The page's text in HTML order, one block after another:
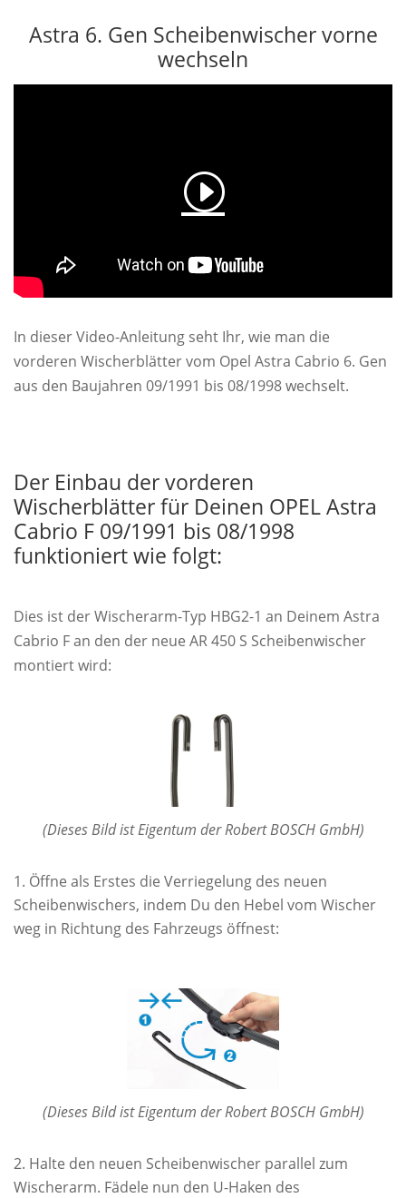
Astra 6. Gen Scheibenwischer vorne
wechseln
In dieser Video-Anleitung seht Ihr, wie man die
vorderen Wischerblätter vom Opel Astra Cabrio 6. Gen
aus den Baujahren 09/1991 bis 08/1998 wechselt.
Der Einbau der vorderen
Wischerblätter für Deinen OPEL Astra
Cabrio F 09/1991 bis 08/1998
funktioniert wie folgt:
Dies ist der Wischerarm-Typ HBG2-1 an Deinem Astra
Cabrio F an den der neue AR 450 S Scheibenwischer
montiert wird:
(Dieses Bild ist Eigentum der Robert BOSCH GmbH)
Öffne als Erstes die Verriegelung des neuen
Scheibenwischers, indem Du den Hebel vom Wischer
weg in Richtung des Fahrzeugs öffnest:
(Dieses Bild ist Eigentum der Robert BOSCH GmbH)
Halte den neuen Scheibenwischer parallel zum
Wischerarm. Fädele nun den U-Haken des